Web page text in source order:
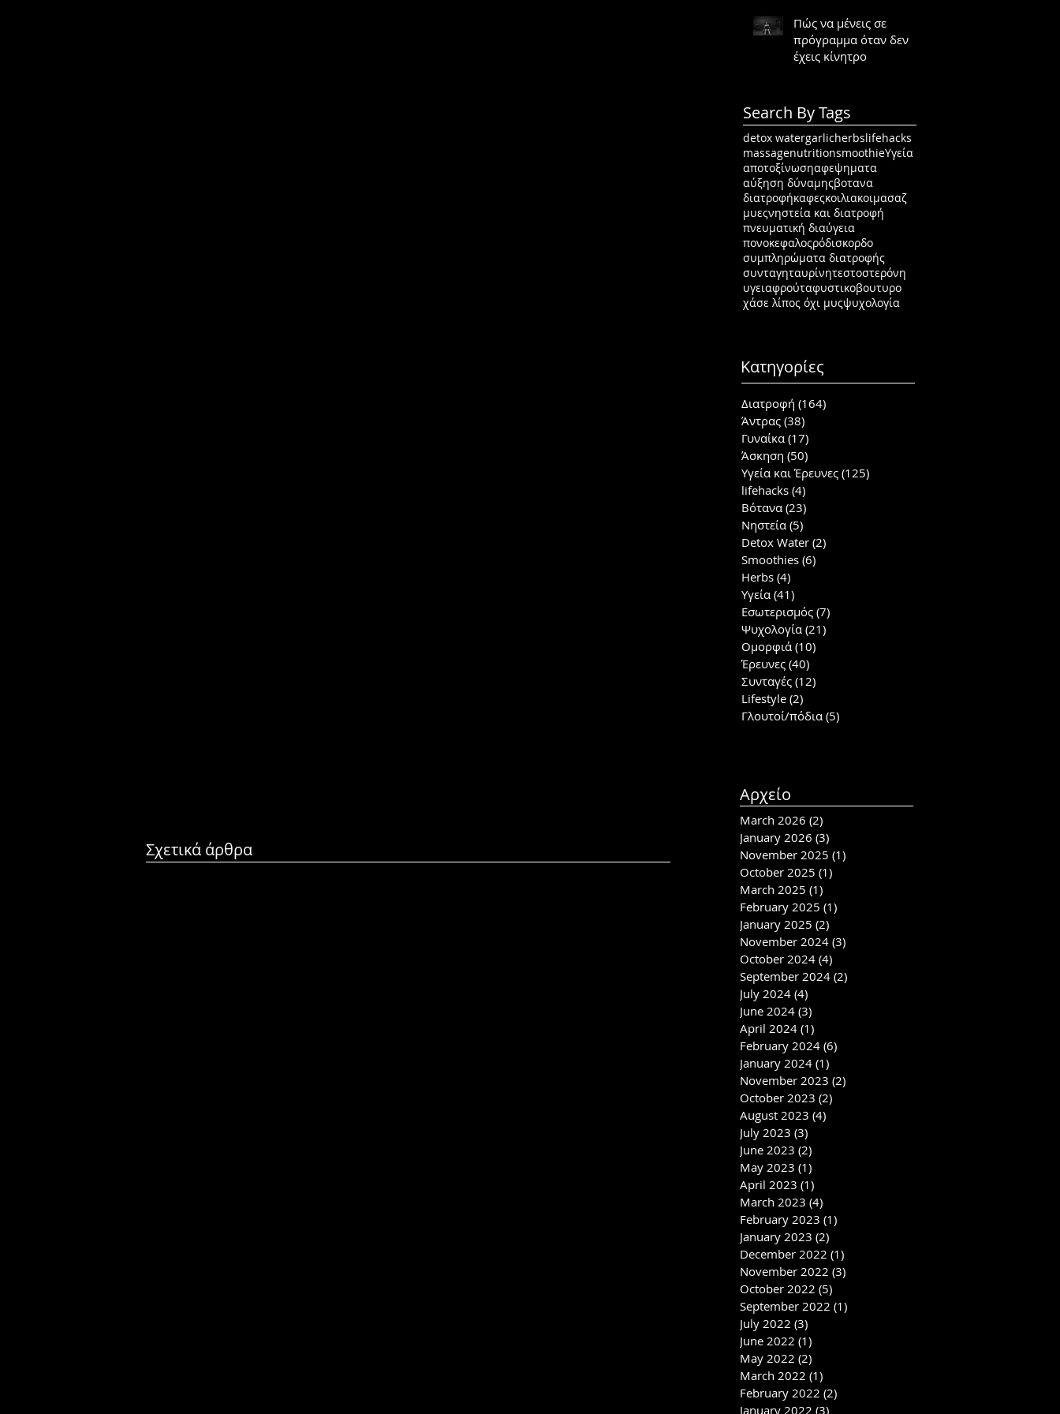
Πώς να μένεις σε
πρόγραμμα όταν δεν
έχεις κίνητρο
Search By Tags
detox watergarlicherbslifehacks
massagenutritionsmoothieΥγεία
αποτοξίνωσηαφεψηματα
αύξηση δύναμηςβοτανα
διατροφήκαφεςκοιλιακοιμασαζ
μυεςνηστεία και διατροφή
πνευματική διαύγεια
πονοκεφαλοςρόδισκορδο
συμπληρώματα διατροφής
συνταγηταυρίνητεστοστερόνη
υγειαφρούταφυστικοβουτυρο
χάσε λίπος όχι μυςψυχολογία
Κατηγορίες
Διατροφή (164)
Άντρας (38)
Γυναίκα (17)
Άσκηση (50)
Υγεία και Έρευνες (125)
lifehacks (4)
Βότανα (23)
Νηστεία (5)
Detox Water (2)
Smoothies (6)
Herbs (4)
Υγεία (41)
Εσωτερισμός (7)
Ψυχολογία (21)
Ομορφιά (10)
Έρευνες (40)
Συνταγές (12)
Lifestyle (2)
Γλουτοί/πόδια (5)
Αρχείο
Σχετικά άρθρα
March 2026 (2)
January 2026 (3)
November 2025 (1)
October 2025 (1)
March 2025 (1)
February 2025 (1)
January 2025 (2)
November 2024 (3)
October 2024 (4)
September 2024 (2)
July 2024 (4)
June 2024 (3)
April 2024 (1)
February 2024 (6)
January 2024 (1)
November 2023 (2)
October 2023 (2)
August 2023 (4)
July 2023 (3)
June 2023 (2)
May 2023 (1)
April 2023 (1)
March 2023 (4)
February 2023 (1)
January 2023 (2)
December 2022 (1)
November 2022 (3)
October 2022 (5)
September 2022 (1)
July 2022 (3)
June 2022 (1)
May 2022 (2)
March 2022 (1)
February 2022 (2)
January 2022 (3)